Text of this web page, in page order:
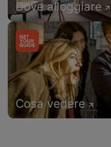
Dove alloggiare
Cosa vedere